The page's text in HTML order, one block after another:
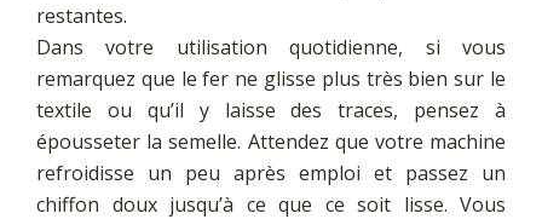
restantes.
Dans votre utilisation quotidienne, si vous
remarquez que le fer ne glisse plus très bien sur le
textile ou qu’il y laisse des traces, pensez à
épousseter la semelle. Attendez que votre machine
refroidisse un peu après emploi et passez un
chiffon doux jusqu’à ce que ce soit lisse. Vous